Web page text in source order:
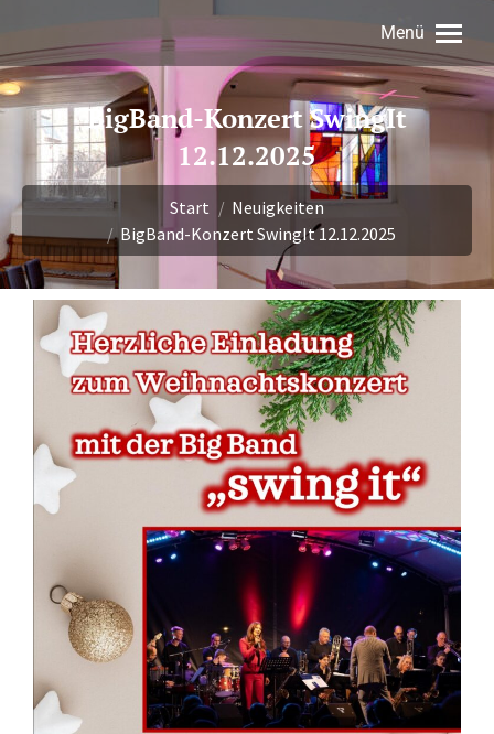
Menü
BigBand-Konzert SwingIt
12.12.2025
Sie befinden sich hier:
Start
Neuigkeiten
BigBand-Konzert SwingIt 12.12.2025